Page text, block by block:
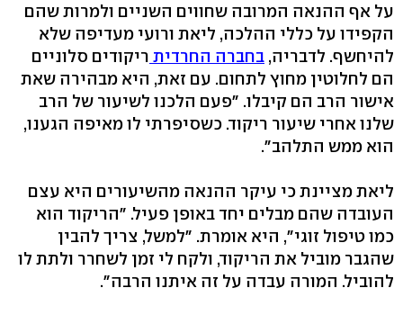
על אף ההנאה המרובה שחווים השניים ולמרות שהם
הקפידו על כללי ההלכה, ליאת ורועי מעדיפה שלא
להיחשף. לדבריה, בחברה החרדית ריקודים סלוניים
הם לחלוטין מחוץ לתחום. עם זאת, היא מבהירה שאת
אישור הרב הם קיבלו. "פעם הלכנו לשיעור של הרב
שלנו אחרי שיעור ריקוד. כשסיפרתי לו מאיפה הגענו,
הוא ממש התלהב".
ליאת מציינת כי עיקר ההנאה מהשיעורים היא עצם
העובדה שהם מבלים יחד באופן פעיל. "הריקוד הוא
כמו טיפול זוגי", היא אומרת. "למשל, צריך להבין
שהגבר מוביל את הריקוד, ולקח לי זמן לשחרר ולתת לו
להוביל. המורה עבדה על זה איתנו הרבה".